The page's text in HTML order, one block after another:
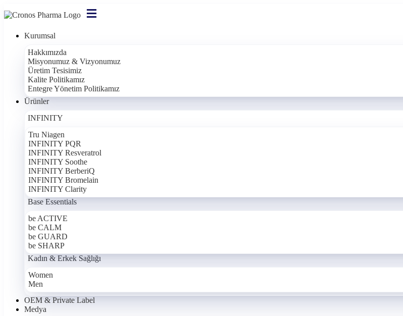
Kurumsal
Hakkımızda
Misyonumuz & Vizyonumuz
Üretim Tesisimiz
Kalite Politikamız
Entegre Yönetim Politikamız
Ürünler
INFINITY
Tru Niagen
INFINITY PQR
INFINITY Resveratrol
INFINITY Soothe
INFINITY BerberiQ
INFINITY Bromelain
INFINITY Clarity
Base Essentials
be ACTIVE
be CALM
be GUARD
be SHARP
Kadın & Erkek Sağlığı
Women
Men
OEM & Private Label
Medya